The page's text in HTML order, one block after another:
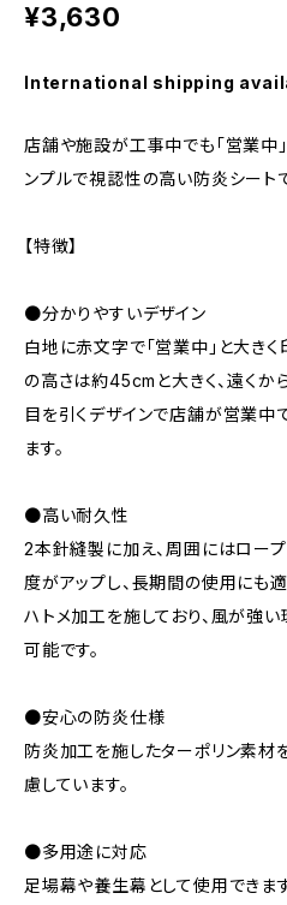
¥3,630
International shipping
店舗や施設が工事中でも「営業中
ンプルで視認性の高い防炎シートで
【特徴】
●分かりやすいデザイン
白地に赤文字で「営業中」と大き
の高さは約45cmと大きく、遠くか
目を引くデザインで店舗が営業中
ます。
●高い耐久性
2本針縫製に加え、周囲にはロー
度がアップし、長期間の使用にも
ハトメ加工を施しており、風が強
可能です。
●安心の防炎仕様
防炎加工を施したターポリン素材
慮しています。
●多用途に対応
足場幕や養生幕として使用できま